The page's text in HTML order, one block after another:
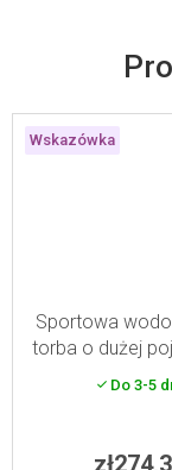
Wskazówka
Sportowa
torba o dużej
Arsenal Art.
Do 3-5